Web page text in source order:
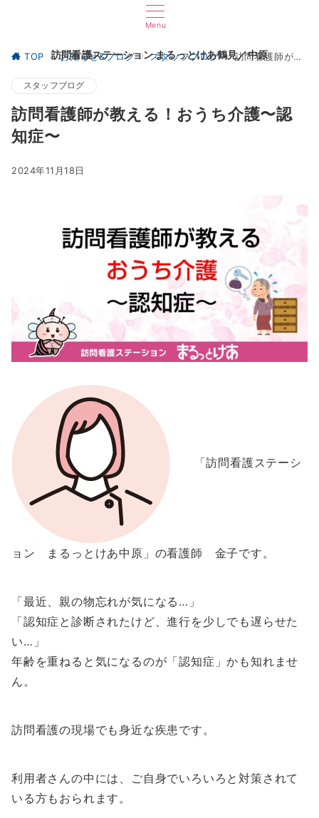
Menu
訪問看護ステーション まるっとけあ鶴見／中原
TOP お知らせ&ブログ スタッフブログ 訪問看護師が教える！おうち介護〜認知症〜
スタッフブログ
訪問看護師が教える！おうち介護〜認
知症〜
2024年11月18日
「訪問看護ステーシ
ョン まるっとけあ中原」の看護師 金子です。
「最近、親の物忘れが気になる…」
「認知症と診断されたけど、進行を少しでも遅らせた
い…」
年齢を重ねると気になるのが「認知症」かも知れませ
ん。
訪問看護の現場でも身近な疾患です。
利用者さんの中には、ご自身でいろいろと対策されて
いる方もおられます。